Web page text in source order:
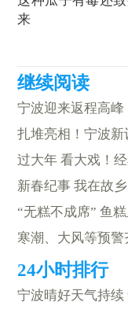
来
宁波迎来返程高
扎堆亮相！宁波
过大年 看大戏！
新春纪事 我在故
“无糕不成席” 鱼
寒潮、大风等预
宁波晴好天气持